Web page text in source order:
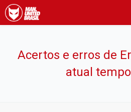
Acertos e erros de
atual